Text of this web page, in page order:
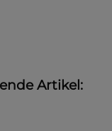
Artikel: